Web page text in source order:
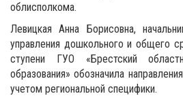
облисполкома.
Левицкая Анна Борисовна,
управления дошкольного и общего
ступени ГУО «Брестский
образования» обозначила
учетом региональной специфики.